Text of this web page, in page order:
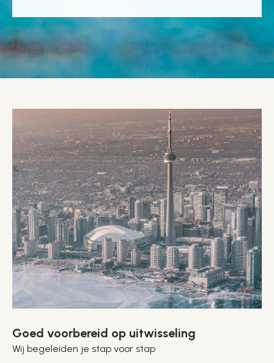
Goed voorbereid op uitwisseling
Wij begeleiden je stap voor stap